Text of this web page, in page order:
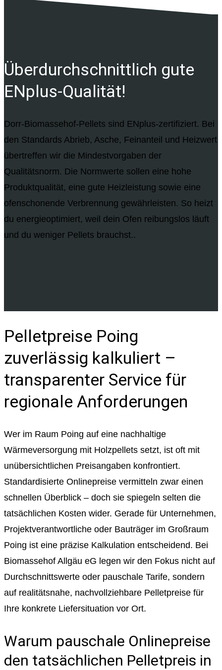
Über­durchschnittlich gute
ENplus-Qualität!
Dorr-Biomassehof-Pellets sind ENplus-zertifiziert. Bei
den Standards Abrieb, Asche, Feinanteil und Heizwert
übertreffen wir die Mindestvorgaben der
Qualitätsnorm. Die Normwerte sollen eine hohe
Produktqualität, eine gute Heizleistung sowie eine
ofenschonende Verbrennung gewährleisten. So heizt
du energieoptimiert, weil dein Ofen reibungslos läuft
und du weniger Pellets brauchst..
Pelletpreise Poing
zuverlässig kalkuliert –
transparenter Service für
regionale Anforderungen
Wer im Raum Poing auf eine nachhaltige
Wärmeversorgung mit Holzpellets setzt, ist oft mit
unübersichtlichen Preisangaben konfrontiert.
Standardisierte Onlinepreise vermitteln zwar einen
schnellen Überblick – doch sie spiegeln selten die
tatsächlichen Kosten wider. Gerade für Unternehmen,
Projektverantwortliche oder Bauträger im Großraum
Poing ist eine präzise Kalkulation entscheidend. Bei
Biomassehof Allgäu eG legen wir den Fokus nicht auf
Durchschnittswerte oder pauschale Tarife, sondern
auf realitätsnahe, nachvollziehbare Pelletpreise für
Ihre konkrete Liefersituation vor Ort.
Warum pauschale Onlinepreise
den tatsächlichen Pelletpreis in